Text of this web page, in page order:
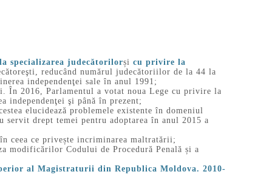
specializarea judecătorilorși cu privire la
reducând numărul judecătoriilor de la 44 la
independenţei sale în anul 1991;
În 2016, Parlamentul a votat noua Lege cu privire la
independenţei şi până în prezent;
elucidează problemele existente în domeniul
drept temei pentru adoptarea în anul 2015 a
ceea ce privește incriminarea maltratării;
modificărilor Codului de Procedură Penală și a
al Magistraturii din Republica Moldova. 2010-